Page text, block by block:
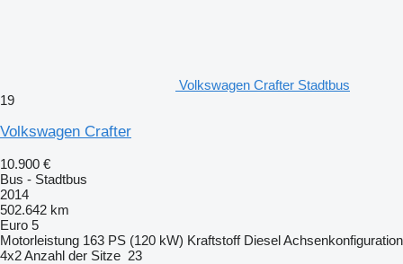
Volkswagen Crafter Stadtbus
19
Volkswagen Crafter
10.900 €
Bus - Stadtbus
2014
502.642 km
Euro 5
Motorleistung 163 PS (120 kW) Kraftstoff DieselAchsenkonfiguration
4x2Anzahl der Sitze 23